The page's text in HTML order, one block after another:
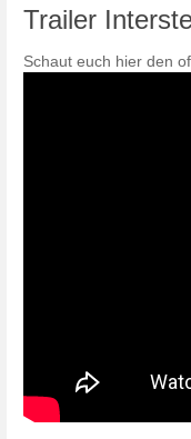
Trailer
Schaut euch hier den